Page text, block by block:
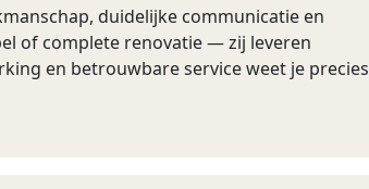
duidelijke communicatie en
of complete renovatie — zij leveren
en betrouwbare service weet je precies